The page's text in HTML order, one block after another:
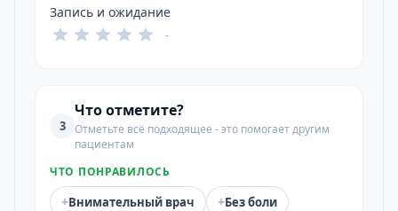
Запись и ожидание
-
3
Что отметите?
Отметьте всё подходящее - это помогает другим
пациентам
ЧТО ПОНРАВИЛОСЬ
+Внимательный врач +Без боли